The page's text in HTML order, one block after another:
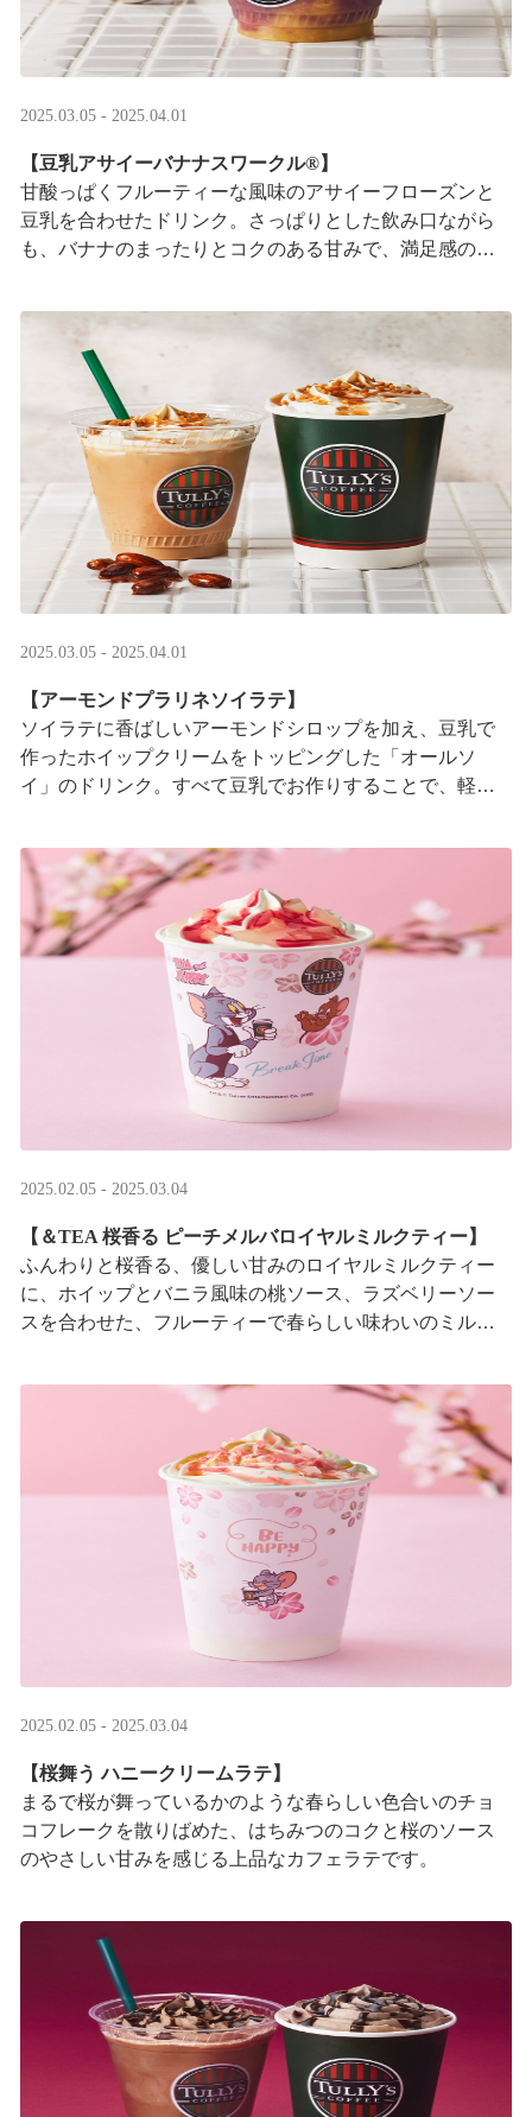
2025.03.05 - 2025.04.01
【豆乳アサイーバナナスワークル®】
甘酸っぱくフルーティーな風味のアサイーフローズンと
豆乳を合わせたドリンク。さっぱりとした飲み口ながら
も、バナナのまったりとコクのある甘みで、満足感のあ
2025.03.05 - 2025.04.01
【アーモンドプラリネソイラテ】
ソイラテに香ばしいアーモンドシロップを加え、豆乳で
作ったホイップクリームをトッピングした「オールソ
イ」のドリンク。すべて豆乳でお作りすることで、軽や
2025.02.05 - 2025.03.04
【＆TEA 桜香る ピーチメルバロイヤルミルクティー】
ふんわりと桜香る、優しい甘みのロイヤルミルクティー
に、ホイップとバニラ風味の桃ソース、ラズベリーソー
スを合わせた、フルーティーで春らしい味わいのミルク
2025.02.05 - 2025.03.04
【桜舞う ハニークリームラテ】
まるで桜が舞っているかのような春らしい色合いのチョ
コフレークを散りばめた、はちみつのコクと桜のソース
のやさしい甘みを感じる上品なカフェラテです。